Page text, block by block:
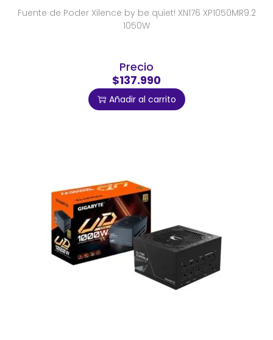
Fuente de Poder Xilence by be quiet! XN176 XP1050MR9.2
1050W
Precio
$137.990
Añadir al carrito